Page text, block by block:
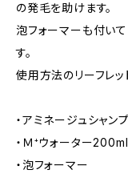
の発毛を助けます。
泡フォーマーも付い
す。
使用方法のリーフレッ
・アミネージュシャン
・Ｍ⁺ウォーター200ml
・泡フォーマー